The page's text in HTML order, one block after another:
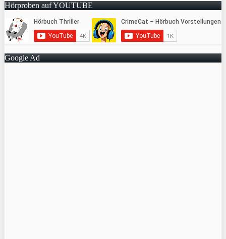
Hörproben auf YOUTUBE
Google Ad